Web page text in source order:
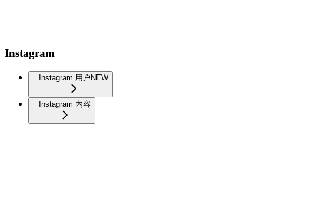
Instagram
Instagram 用户NEW
Instagram 内容